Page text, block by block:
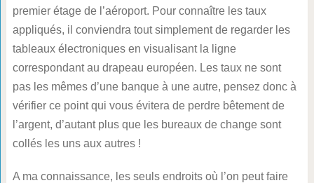
premier étage de l’aéroport. Pour connaître les taux
appliqués, il conviendra tout simplement de regarder les
tableaux électroniques en visualisant la ligne
correspondant au drapeau européen. Les taux ne sont
pas les mêmes d’une banque à une autre, pensez donc à
vérifier ce point qui vous évitera de perdre bêtement de
l’argent, d’autant plus que les bureaux de change sont
collés les uns aux autres !
A ma connaissance, les seuls endroits où l’on peut faire